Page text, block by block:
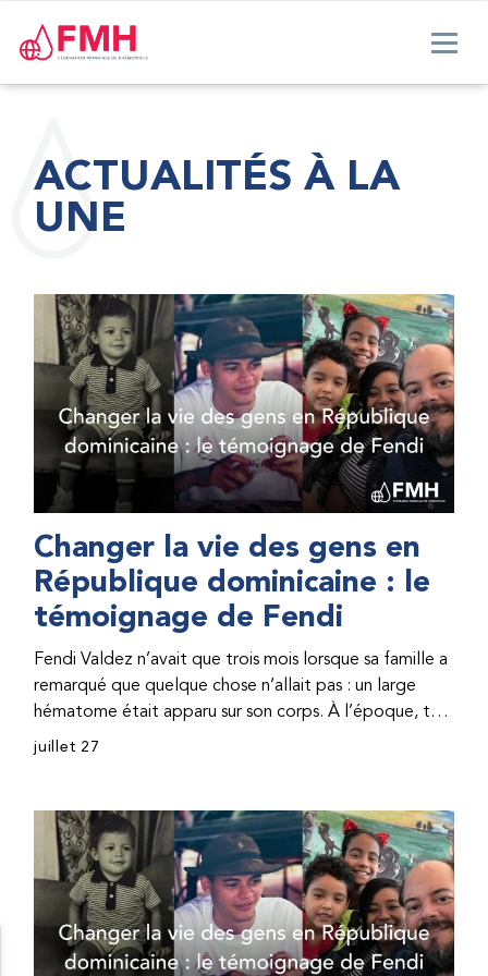
ACTUALITÉS À LA
UNE
Changer la vie des gens en
République dominicaine : le
témoignage de Fendi
Fendi Valdez n’avait que trois mois lorsque sa famille a
remarqué que quelque chose n’allait pas : un large
hématome était apparu sur son corps. À l’époque, très
peu de professionnel·les de santé de République
correct, le traitement était encore largement
indisponible. Les concentrés de facteur étaient chers
et difficiles à se procurer. Afin que son traitement dure
plus longtemps, Fendi prenait parfois une dose
inférieure à celle prescrite. À cause de ces soins limités,
il avait fréquemment des saignements, manquait
juillet 27